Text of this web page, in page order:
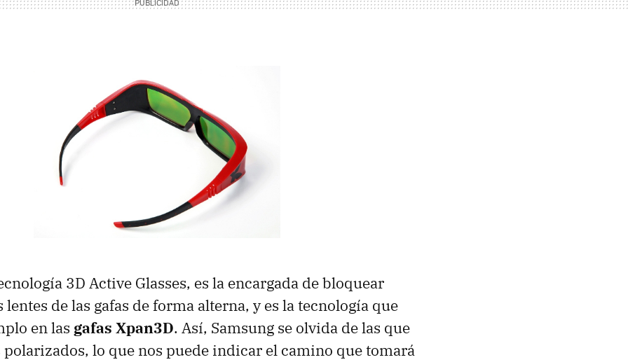
3D Active Glasses, es la encargada de bloquear
lentes de las gafas de forma alterna, y es la tecnología que
en las gafas Xpan3D. Así, Samsung se olvida de las que
lo que nos puede indicar el camino que tomará